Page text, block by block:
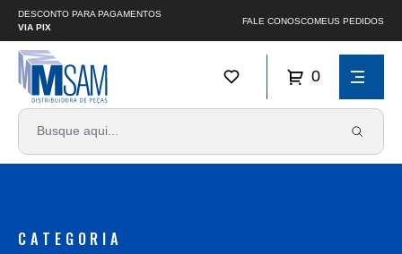
DESCONTO PARA PAGAMENTOS
VIA PIX
FALE CONOSCOMEUS PEDIDOS
0
CATEGORIA